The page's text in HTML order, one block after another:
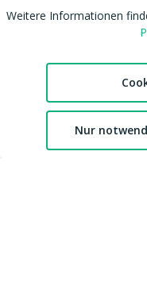
Amateur werden
Download MDH Chat App
Mitgliedschaft
Weitere Informationen
Nur